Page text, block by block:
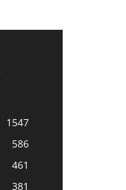
1547
586
461
381